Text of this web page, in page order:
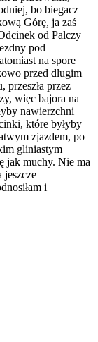
bo biegacz
Górę, ja zaś
od Palczy
pod
na spore
przed dlugim
przeszła przez
więc bajora na
nawierzchni
które byłyby
zjazdem, po
gliniastym
jak muchy. Nie ma
jeszcze
i